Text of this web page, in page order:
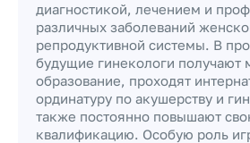
диагностикой, лечением и
различных заболеваний
репродуктивной системы. В
будущие гинекологи получают
образование, проходят
ординатуру по акушерству и
также постоянно повышают
квалификацию. Особую роль